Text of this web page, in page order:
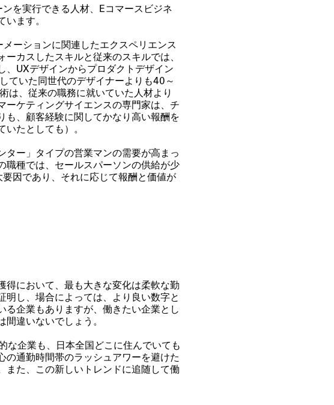
を実行できる人材、 Eコマースビジネ
ます。
ーションに関連したエクスペリエンス
カスしたスキルと従来のスキルでは、
、 UXデザインからプロダクトデザイン
ていた同世代のデザイナーよりも40 ～
は、従来の職務に就いていた人材より
ーケティングサイエンスの専門家は、チ
も、顧客経験に関してかなり高い報酬を
たとしても）。
ター」タイプの営業マンの需要が高まっ
職種では、セールスパーソンの供給が少
要因であり、それに応じて報酬と価値が
得において、最も大きな変化は柔軟な勤
し、場合によっては、より良い数字と
る企業もありますが、働きたい企業とし
違いないでしょう。
な企業も、日本全国どこに住んでいても
の通勤時間帯のラッシュアワーを避けた
また、この新しいトレンドに追随して働